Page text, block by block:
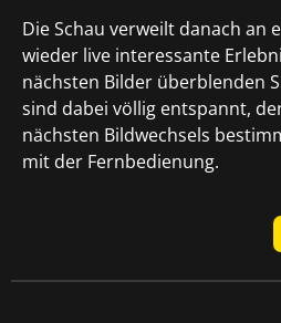
Die Schau verweilt danach an
wieder live interessante
nächsten Bilder überblenden
sind dabei völlig entspannt,
nächsten Bildwechsels
mit der Fernbedienung.